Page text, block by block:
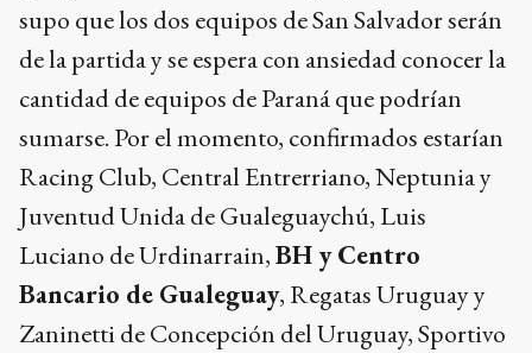
supo que los dos equipos de San Salvador serán
de la partida y se espera con ansiedad conocer la
cantidad de equipos de Paraná que podrían
sumarse. Por el momento, confirmados estarían
Racing Club, Central Entrerriano, Neptunia y
Juventud Unida de Gualeguaychú, Luis
Luciano de Urdinarrain,BH y Centro
Bancario de Gualeguay, Regatas Uruguay y
Zaninetti de Concepción del Uruguay, Sportivo